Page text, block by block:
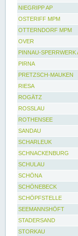
NIEGRIPP AP
OSTERIFF MPM
OTTERNDORF MPM
OVER
PINNAU-SPERRWERK
PIRNA
PRETZSCH-MAUKEN
RIESA
ROGÄTZ
ROSSLAU
ROTHENSEE
SANDAU
SCHARLEUK
SCHNACKENBURG
SCHULAU
SCHÖNA
SCHÖNEBECK
SCHÖPFSTELLE
SEEMANNSHÖFT
STADERSAND
STORKAU